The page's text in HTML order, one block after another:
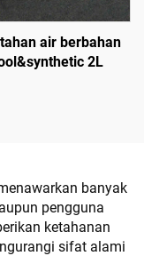
air berbahan
2L
banyak
pengguna
ketahanan
sifat alami